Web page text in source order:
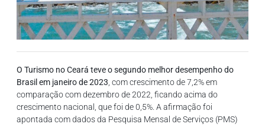
O Turismo no Ceará teve o segundo melhor desempenho do
Brasil em janeiro de 2023 , com crescimento de 7,2% em
comparação com dezembro de 2022, ficando acima do
crescimento nacional, que foi de 0,5%. A afirmação foi
apontada com dados da Pesquisa Mensal de Serviços (PMS)